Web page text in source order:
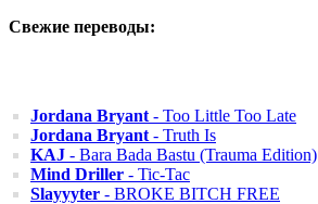
Свежие переводы:
Jordana Bryant - Too Little Too Late
Jordana Bryant - Truth Is
KAJ - Bara Bada Bastu (Trauma Edition)
Mind Driller - Tic-Tac
Slayyyter - BROKE BITCH FREE